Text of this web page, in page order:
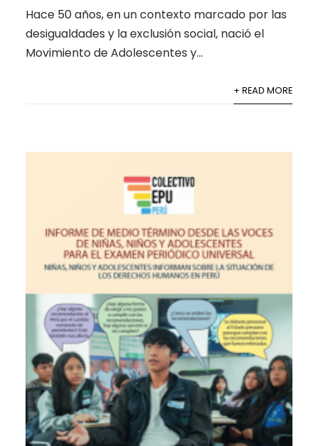
Hace 50 años, en un contexto marcado por las
desigualdades y la exclusión social, nació el
Movimiento de Adolescentes y...
+ READ MORE